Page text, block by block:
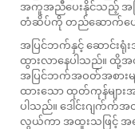
အကူအညီပေးနိုင်သည့် အပ
တံဆိပ်ကို တည်ဆောက်ပေ
အပြင်ဘက်နှင့် ဆောင်
ထွားလာနေပါသည်။ ထို့အ
အပြင်ဘက်အဝတ်အစားမ
ထားသော ထုတ်ကုန်မျာ
ပါသည်။ ဒေါင်းဂျက်က်အ
လွယ်ကာ အထူးသဖြင့် အရ